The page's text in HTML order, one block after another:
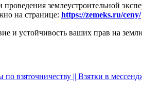
землеустроительной
на странице: https://zemeks.ru/ceny/
и устойчивость ваших прав на
взяточничеству || Взятки в